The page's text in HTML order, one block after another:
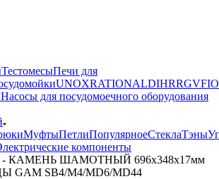
ТестомесыПечи для
UNOXRATIONALDIHRRGV
Насосы для посудомоечного оборудования
МуфтыПетлиПопулярноеСтеклаТэны
компоненты
- КАМЕНЬ ШАМОТНЫЙ 696x348x17мм
SB4/M4/MD6/MD44